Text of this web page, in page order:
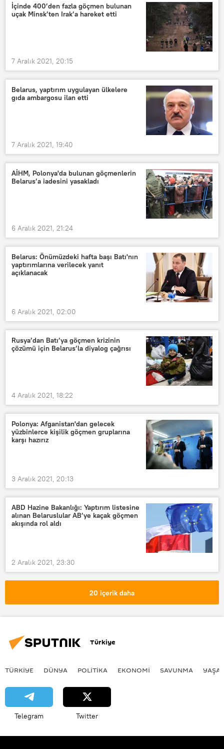
İçinde 400’den fazla göçmen bulunan
uçak Minsk’ten Irak’a hareket etti
7 Aralık 2021, 20:15
Belarus, yaptırım uygulayan ülkelere
gıda ambargosu ilan etti
7 Aralık 2021, 19:40
AİHM, Polonya'da bulunan göçmenlerin
Belarus’a iadesini yasakladı
6 Aralık 2021, 21:24
Belarus: Önümüzdeki hafta başı Batı'nın
yaptırımlarına verilecek yanıt
açıklanacak
6 Aralık 2021, 02:00
Rusya’dan Batı’ya göçmen krizinin
çözümü için Belarus’la diyalog çağrısı
4 Aralık 2021, 18:22
Polonya: Afganistan'dan gelecek
yüzbinlerce kişilik göçmen gruplarına
karşı hazırız
3 Aralık 2021, 20:13
ABD Hazine Bakanlığı: Yaptırım listesine
alınan Belaruslular AB’ye kaçak göçmen
akışında rol aldı
2 Aralık 2021, 23:30
20 içerik daha
Türkiye
TÜRKIYE DÜNYA POLİTİKA EKONOMİ SAVUNMA
Telegram Twitter